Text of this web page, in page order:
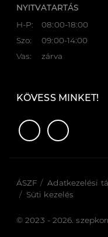
NYITVATARTÁS
H-P:
08:00-18:00
Szo:
09:00-14:00
Vas:
zárva
KÖVESS MINKET!
ÁSZF Adatkezelési
Süti kezelés
© 2023 - 2026.